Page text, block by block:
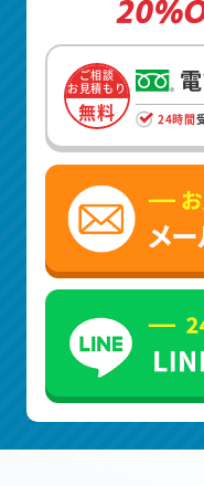
ご相談
お見積もり
無料 24時間